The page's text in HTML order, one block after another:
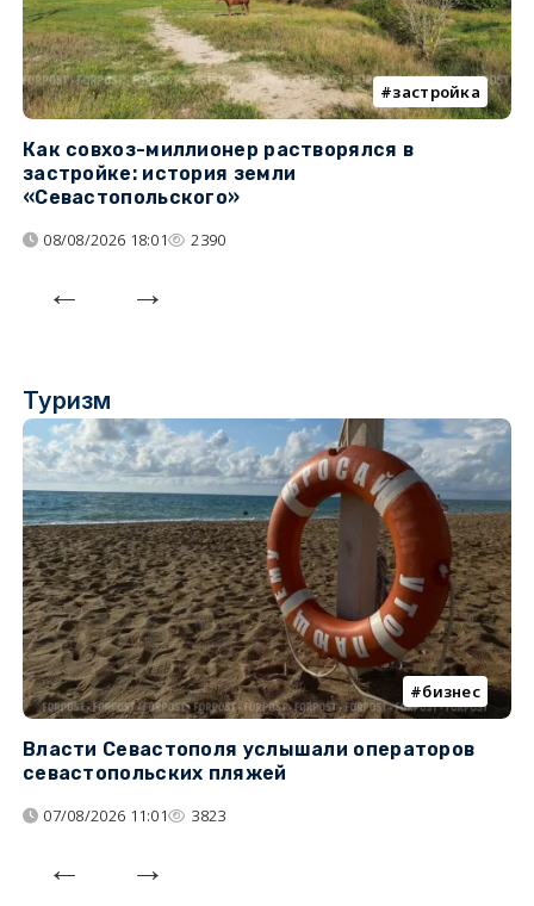
застройка
Как совхоз-миллионер растворялся в
застройке: история земли
«Севастопольского»
08/08/2026 18:01 2390
Туризм
бизнес
Власти Севастополя услышали операторов
севастопольских пляжей
07/08/2026 11:01 3823